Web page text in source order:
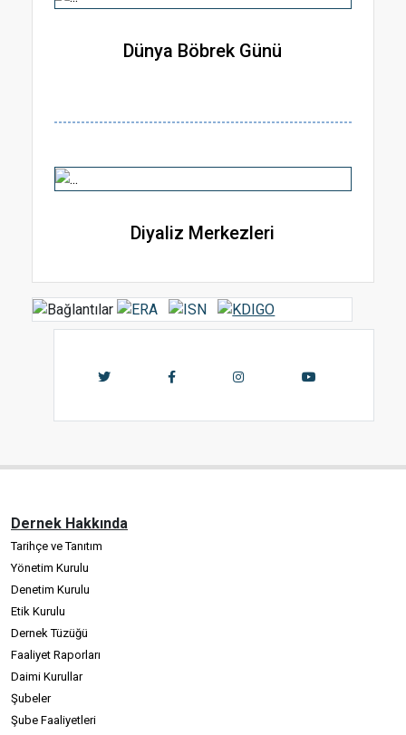
Dünya Böbrek Günü
Diyaliz Merkezleri
Dernek Hakkında
Tarihçe ve Tanıtım
Yönetim Kurulu
Denetim Kurulu
Etik Kurulu
Dernek Tüzüğü
Faaliyet Raporları
Daimi Kurullar
Şubeler
Şube Faaliyetleri